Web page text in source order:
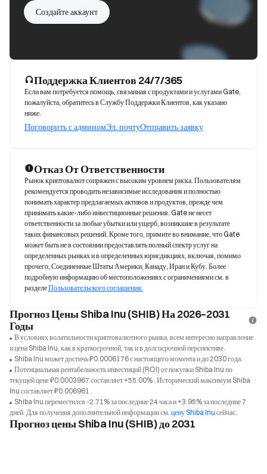
Создайте аккаунт
Поддержка Клиентов 24/7/365
Если вам потребуется помощь, связанная с продуктами и услугами Gate,
пожалуйста, обратитесь в Службу Поддержки Клиентов, как указано
ниже.
Поговорить с админомЭл. почтуОтправить заявку
Отказ От Ответственности
Рынок криптовалют сопряжен с высоким уровнем риска. Пользователям
рекомендуется проводить независимые исследования и полностью
понимать характер предлагаемых активов и продуктов, прежде чем
принимать какие-либо инвестиционные решения. Gate не несет
ответственности за любые убытки или ущерб, возникшие в результате
таких финансовых решений. Кроме того, примите во внимание, что Gate
может быть не в состоянии предоставлять полный спектр услуг на
определенных рынках и в определенных юрисдикциях, включая, помимо
прочего, Соединенные Штаты Америки, Канаду, Иран и Кубу. Более
подробную информацию об местоположениях с ограничениями см. в
разделе Пользовательского соглашения.
Прогноз Цены Shiba Inu (SHIB) На 2026–2031
Годы
В условиях волатильности криптовалютного рынка, всем интересно направление
и цена Shiba Inu, как в краткосрочной, так и в долгосрочной перспективе.
Shiba Inu может достичь ₽0.0006176 с настоящего момента и до 2030 года.
Потенциальная рентабельность инвестиций (ROI) от покупки Shiba Inu по
текущей цене ₽0.0003967 составляет +55.00% . Исторический максимум Shiba
Inu составляет ₽0.006961 .
Shiba Inu переместился -2.71% за последние 24 часа и +3.95% за последние 7
дней. Для получения дополнительной информации см. цену Shiba Inu сейчас.
Прогноз цены Shiba Inu (SHIB) до 2031